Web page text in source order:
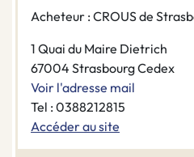
Acheteur : CROUS de
1 Quai du Maire Dietrich
67004 Strasbourg Cedex
Voir l'adresse mail
Tel : 0388212815
Accéder au site